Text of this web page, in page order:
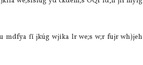
mdfya fï jkúg wjika lr we;s w;r fujr wh)jeh